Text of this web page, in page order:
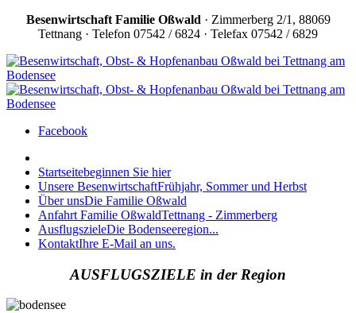
Besenwirtschaft Familie Oßwald · Zimmerberg 2/1, 88069
Tettnang · Telefon 07542 / 6824 · Telefax 07542 / 6829
Facebook
Startseitebeginnen Sie hier
Unsere BesenwirtschaftFrühjahr, Sommer und Herbst
Über unsDie Familie Oßwald
Anfahrt Familie OßwaldTettnang - Zimmerberg
AusflugszieleDie Bodenseeregion...
KontaktIhre E-Mail an uns.
AUSFLUGSZIELE in der Region